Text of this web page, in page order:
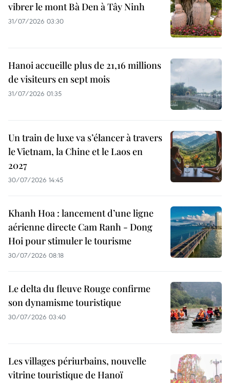
vibrer le mont Bà Den à Tây Ninh
31/07/2026 03:30
Hanoi accueille plus de 21,16 millions
de visiteurs en sept mois ​
31/07/2026 01:35
Un train de luxe va s’élancer à travers
le Vietnam, la Chine et le Laos en
2027
30/07/2026 14:45
Khanh Hoa : lancement d’une ligne
aérienne directe Cam Ranh - Dong
Hoi pour stimuler le tourisme
30/07/2026 08:18
Le delta du fleuve Rouge confirme
son dynamisme touristique
30/07/2026 03:40
Les villages périurbains, nouvelle
vitrine touristique de Hanoï